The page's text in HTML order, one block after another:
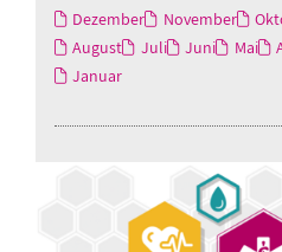
Dezember November
August
Juli Juni Mai
Januar